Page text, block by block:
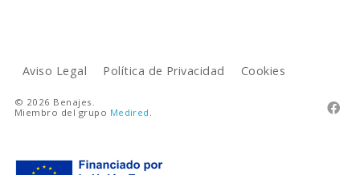
Aviso Legal Política de Privacidad Cookies

© 2026 Benajes.
Miembro del grupo Medired